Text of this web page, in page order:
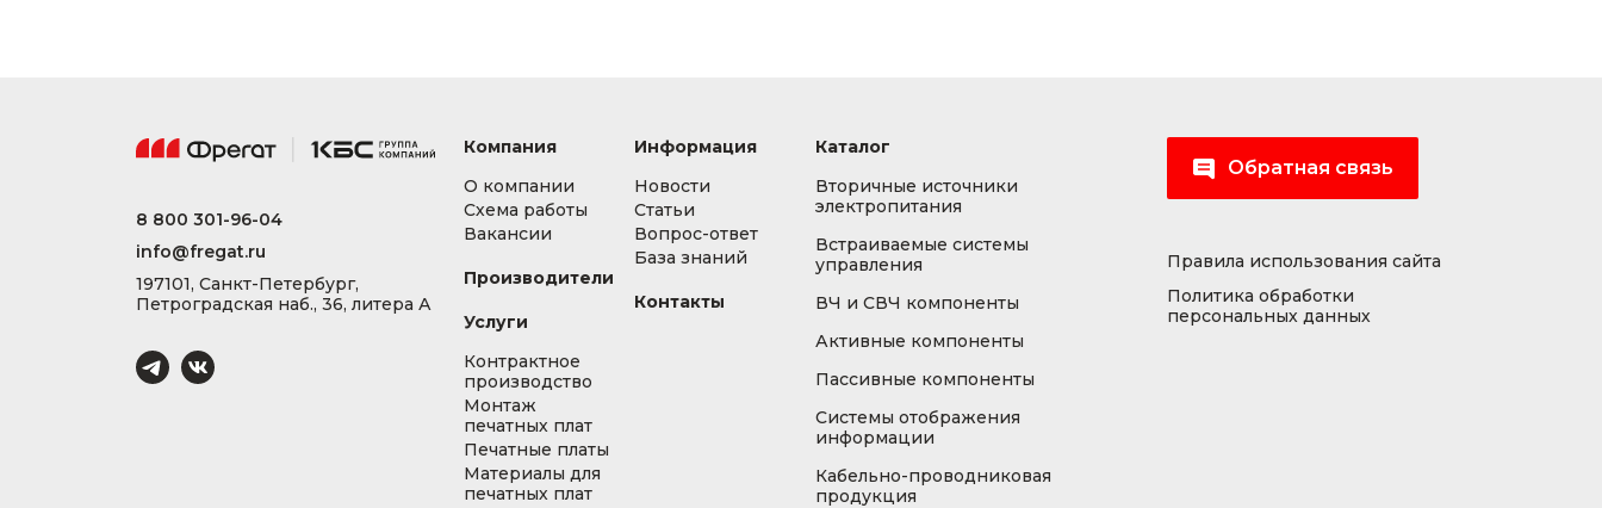
8 800 301-96-04
info@fregat.ru
197101, Санкт-Петербург,
Петроградская наб., 36, литера А
Компания
О компании
Схема работы
Вакансии
Производители
Услуги
Контрактное
производство
Монтаж
печатных плат
Печатные платы
Материалы для
печатных плат
Информация
Новости
Статьи
Вопрос-ответ
База знаний
Контакты
Каталог
Вторичные источники
электропитания
Встраиваемые системы
управления
ВЧ и СВЧ компоненты
Активные компоненты
Пассивные компоненты
Системы отображения
информации
Кабельно-проводниковая
продукция
Обратная связь
Правила использования сайта
Политика обработки
персональных данных